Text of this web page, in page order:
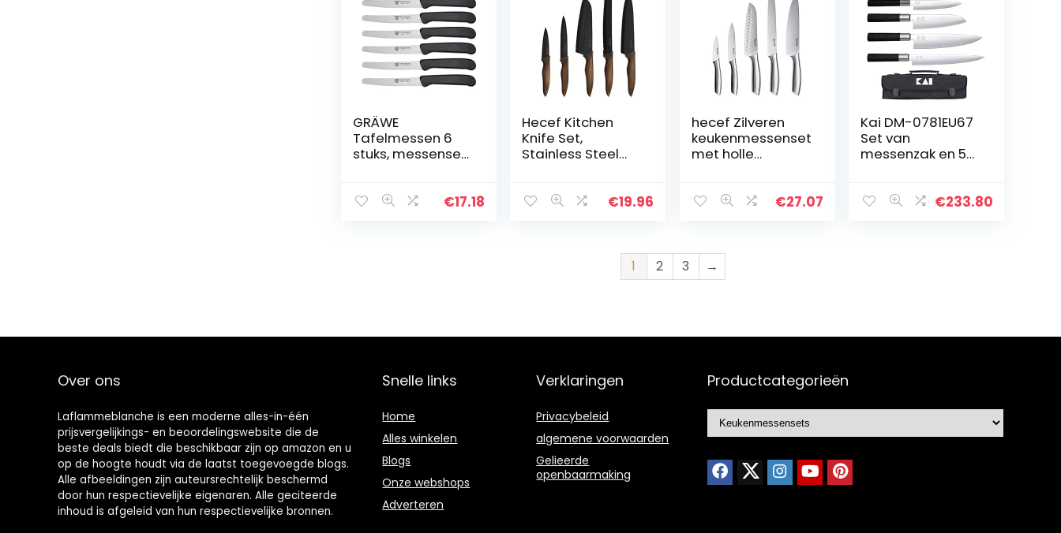
GRÄWE
Tafelmessen 6
stuks, messenset
broodjesmessen,
€17.18
Hecef Kitchen
Knife Set,
Stainless Steel
Blade Knives, €19.96
hecef Zilveren
keukenmessenset
met holle
gepolijst roestvrij
mes met…
€27.07
Kai DM-0781EU67
Set van
messenzak en 5
6720C, 6723L
€233.80
1 2 3 →
Over ons
Laflammeblanche is een moderne alles-in-één
prijsvergelijkings- en beoordelingswebsite die de
beste deals biedt die beschikbaar zijn op amazon en u
op de hoogte houdt via de laatst toegevoegde blogs.
Alle afbeeldingen zijn auteursrechtelijk beschermd
door hun respectievelijke eigenaren. Alle geciteerde
inhoud is afgeleid van hun respectievelijke bronnen.
Snelle links
Home
Alles winkelen
Blogs
Onze webshops
Adverteren
Verklaringen
Privacybeleid
algemene voorwaarden
Gelieerde
openbaarmaking
Productcategorieën